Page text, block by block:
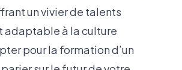
un vivier de talents
adaptable à la culture
pour la formation d’un